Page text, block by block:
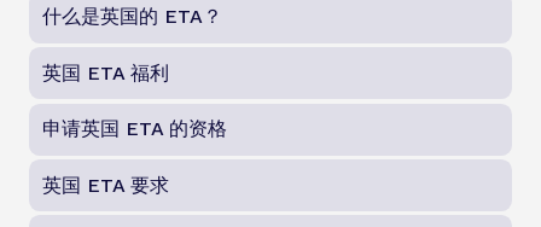
什么是英国的 ETA？
英国 ETA 福利
申请英国 ETA 的资格
英国 ETA 要求